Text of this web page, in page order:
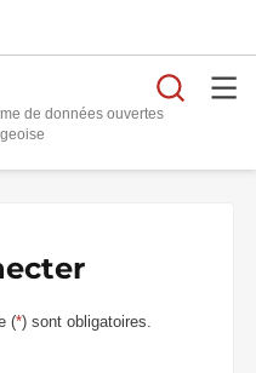
de données ouvertes
(*) sont obligatoires.